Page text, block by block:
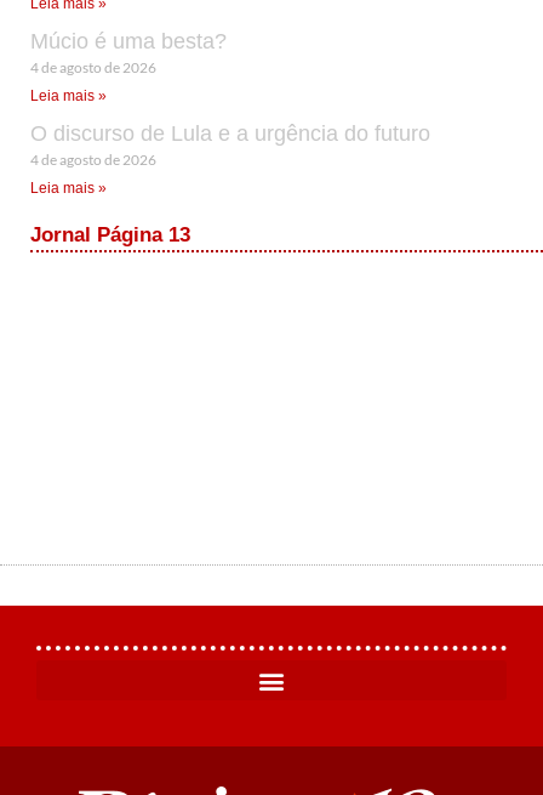
Múcio é uma besta?
4 de agosto de 2026
Leia mais »
O discurso de Lula e a urgência do futuro
4 de agosto de 2026
Leia mais »
Jornal Página 13